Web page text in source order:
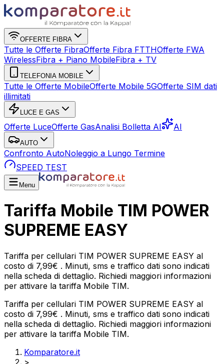
OFFERTE FIBRA
Tutte le Offerte FibraOfferte Fibra FTTHOfferte FWA
WirelessFibra + Piano MobileFibra + TV
TELEFONIA MOBILE
Tutte le Offerte MobileOfferte Mobile 5GOfferte SIM dati
illimitati
LUCE E GAS
Offerte LuceOfferte GasAnalisi Bolletta AI AI
AUTO
Confronto AutoNoleggio a Lungo Termine
SPEED TEST
Menu
Tariffa Mobile TIM POWER
SUPREME EASY
Tariffa per cellulari TIM POWER SUPREME EASY al
costo di 7,99€ . Minuti, sms e traffico dati sono indicati
nella scheda di dettaglio. Richiedi maggiori informazioni
per attivare la tariffa Mobile TIM.
Tariffa per cellulari TIM POWER SUPREME EASY al
costo di 7,99€ . Minuti, sms e traffico dati sono indicati
nella scheda di dettaglio. Richiedi maggiori informazioni
per attivare la tariffa Mobile TIM.
Komparatore.it
>